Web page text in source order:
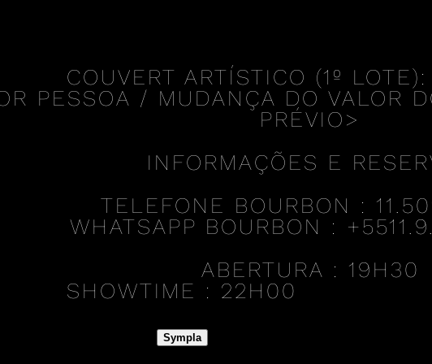
COUVERT ARTÍSTICO (1º
PESSOA / MUDANÇA DO VALOR
PRÉVIO>
INFORMAÇÕES E
TELEFONE BOURBON :
WHATSAPP BOURBON :
ABERTURA : 19H30
SHOWTIME : 22H00
Sympla